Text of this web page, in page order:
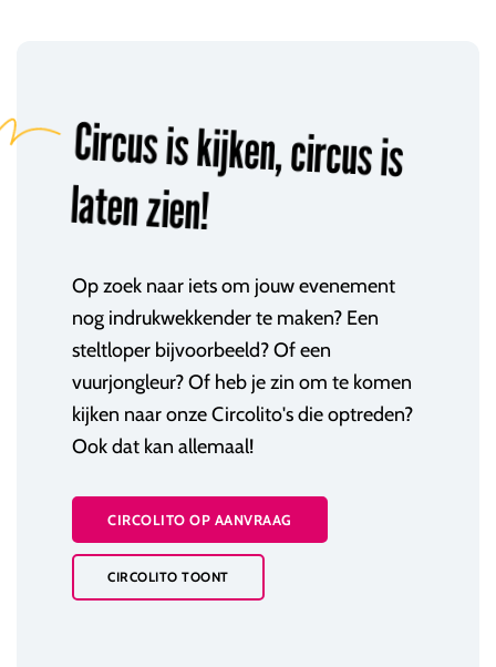
Circus is kijken, circus is
laten zien!
Op zoek naar iets om jouw evenement
nog indrukwekkender te maken? Een
steltloper bijvoorbeeld? Of een
vuurjongleur? Of heb je zin om te komen
kijken naar onze Circolito's die optreden?
Ook dat kan allemaal!
CIRCOLITO OP AANVRAAG
CIRCOLITO TOONT